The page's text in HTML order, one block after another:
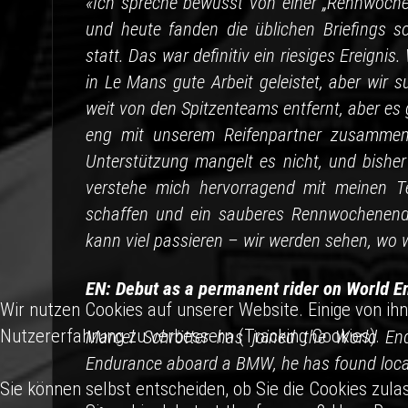
und heute fanden die üblichen Briefings
statt. Das war definitiv ein riesiges
in Le Mans gute Arbeit geleistet, aber wir
weit von den Spitzenteams entfernt, aber
eng mit unserem Reifenpartner
Unterstützung mangelt es nicht, und
verstehe mich hervorragend mit meinen
schaffen und ein sauberes
kann viel passieren – wir werden sehen, wo
EN: Debut as a permanent rider on World
Marcel Schrötter has joined the World
Endurance aboard a BMW, he has found
Wir nutzen Cookies auf unserer Website. Einige von
Nutzererfahrung zu verbessern (Tracking Cookies).
Sie können selbst entscheiden, ob Sie die Cookies